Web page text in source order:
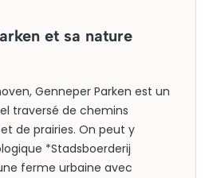
et sa nature
Genneper Parken est un
traversé de chemins
de prairies. On peut y
*Stadsboerderij
ferme urbaine avec